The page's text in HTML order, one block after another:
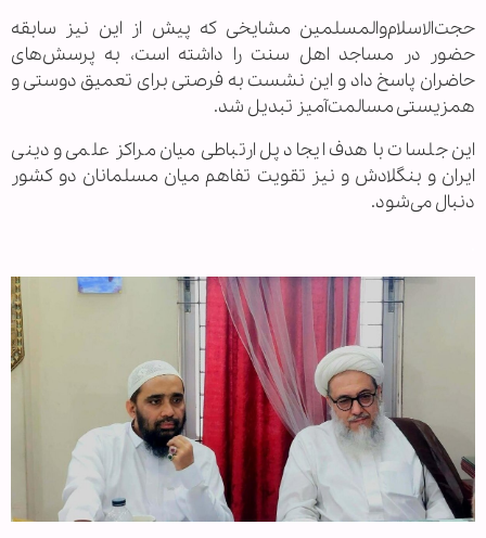
حجت‌الاسلام‌والمسلمین مشایخی که پیش از این نیز سابقه
حضور در مساجد اهل سنت را داشته است، به پرسش‌های
حاضران پاسخ داد و این نشست به فرصتی برای تعمیق دوستی و
همزیستی مسالمت‌آمیز تبدیل شد.
این جلسات با هدف ایجاد پل ارتباطی میان مراکز علمی و دینی
ایران و بنگلادش و نیز تقویت تفاهم میان مسلمانان دو کشور
دنبال می‌شود.